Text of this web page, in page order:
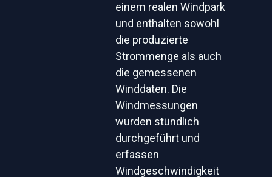
einem realen Windpark
und enthalten sowohl
die produzierte
Strommenge als auch
die gemessenen
Winddaten. Die
Windmessungen
wurden stündlich
durchgeführt und
erfassen
Windgeschwindigkeit